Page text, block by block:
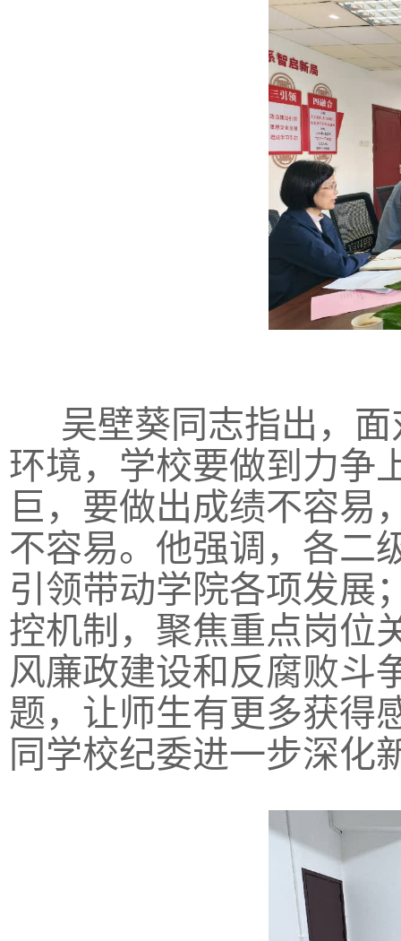
吴壁葵同志指出，
环境，学校要做到力争
巨，要做出成绩不容易
不容易。他强调，各二
引领带动学院各项发展
控机制，聚焦重点岗位
风廉政建设和反腐败斗
题，让师生有更多获得
同学校纪委进一步深化